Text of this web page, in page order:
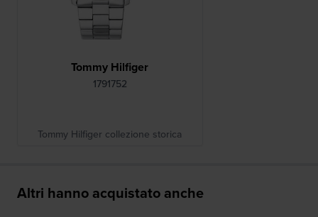
Tommy Hilfiger
1791752
Tommy Hilfiger collezione storica
Altri hanno acquistato anche